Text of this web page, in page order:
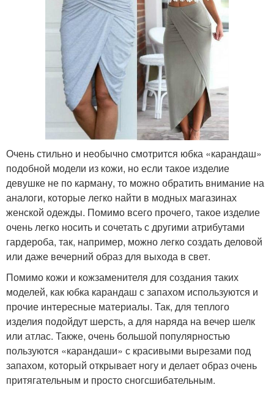
Очень стильно и необычно смотрится юбка «карандаш»
подобной модели из кожи, но если такое изделие
девушке не по карману, то можно обратить внимание на
аналоги, которые легко найти в модных магазинах
женской одежды. Помимо всего прочего, такое изделие
очень легко носить и сочетать с другими атрибутами
гардероба, так, например, можно легко создать деловой
или даже вечерний образ для выхода в свет.
Помимо кожи и кожзаменителя для создания таких
моделей, как юбка карандаш с запахом используются и
прочие интересные материалы. Так, для теплого
изделия подойдут шерсть, а для наряда на вечер шелк
или атлас. Также, очень большой популярностью
пользуются «карандаши» с красивыми вырезами под
запахом, который открывает ногу и делает образ очень
притягательным и просто сногсшибательным.